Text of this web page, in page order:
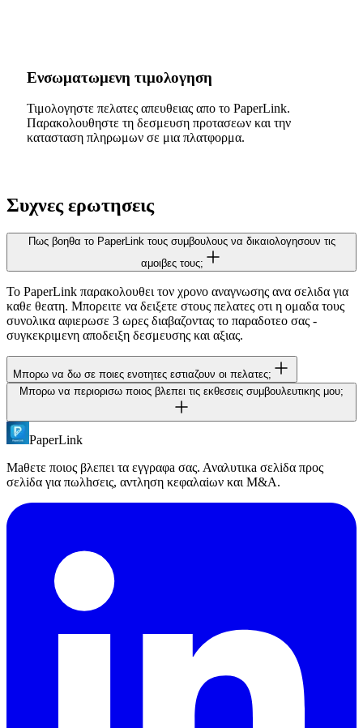
Ενσωματωμενη τιμολογηση
Τιμολογηστε πελατες απευθειας απο το PaperLink.
Παρακολουθηστε τη δεσμευση προτασεων και την
κατασταση πληρωμων σε μια πλατφορμα.
Συχνες ερωτησεις
Πως βοηθα το PaperLink τους συμβουλους να δικαιολογησουν τις
αμοιβες τους;
Το PaperLink παρακολουθει τον χρονο αναγνωσης ανα σελιδα για
καθε θεατη. Μπορειτε να δειξετε στους πελατες οτι η ομαδα τους
συνολικα αφιερωσε 3 ωρες διαβαζοντας το παραδοτεο σας -
συγκεκριμενη αποδειξη δεσμευσης και αξιας.
Μπορω να δω σε ποιες ενοτητες εστιαζουν οι πελατες;
Ναι. Το PaperLink δειχνει τον χρονο ανα σελιδα για καθε θεατη.
Μπορειτε να δειτε σε ποιες ενοτητες αφιερωσε περισσοτερο χρονο
ο CEO του πελατη σας σε σχεση με αυτες που παρεκαμψε.
Μπορω να περιορισω ποιος βλεπει τις εκθεσεις συμβουλευτικης μου;
Ναι. Χρησιμοποιηστε επαληθευση email για να απαιτειτε απο τους
'εγκεκριμενο email' για να περιορισετε εναν συνδεσμο σε εναν
συγκεκριμενο παραληπτη.
PaperLink
Μaθετε ποιος βλεπει τα εγγραφa σας. Αναλυτικa σελiδα προς
σελiδα για πωλhσεις, αντληση κεφαλαiων και M&A.